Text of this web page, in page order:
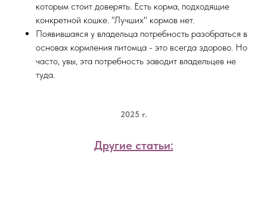
которым стоит доверять. Есть корма, подходящие
конкретной кошке. "Лучших" кормов нет.
Появившаяся у владельца потребность разобраться в
основах кормления питомца - это всегда здорово. Но
часто, увы, эта потребность заводит владельцев не
туда.
2025 г.
Другие статьи: